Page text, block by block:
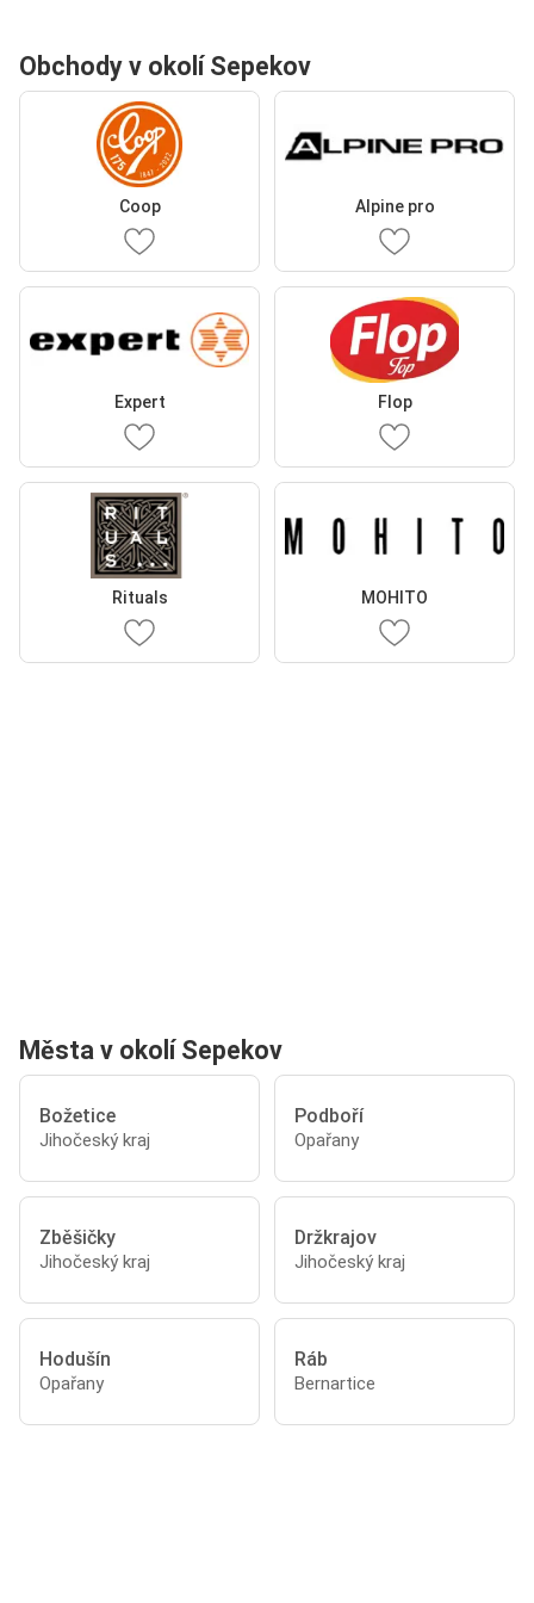
Obchody v okolí Sepekov
Coop Alpine pro
Expert Flop
Rituals MOHITO
Města v okolí Sepekov
Božetice
Jihočeský kraj
Podboří
Opařany
Zběšičky
Jihočeský kraj
Držkrajov
Jihočeský kraj
Hodušín
Opařany
Ráb
Bernartice